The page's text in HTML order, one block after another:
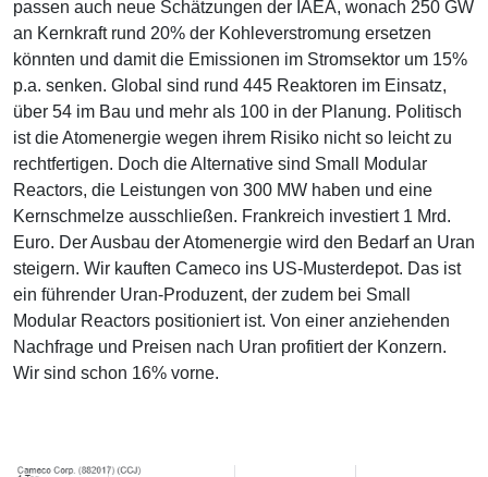
passen auch neue Schätzungen der IAEA, wonach 250 GW
an Kernkraft rund 20% der Kohleverstromung ersetzen
könnten und damit die Emissionen im Stromsektor um 15%
p.a. senken. Global sind rund 445 Reaktoren im Einsatz,
über 54 im Bau und mehr als 100 in der Planung. Politisch
ist die Atomenergie wegen ihrem Risiko nicht so leicht zu
rechtfertigen. Doch die Alternative sind Small Modular
Reactors, die Leistungen von 300 MW haben und eine
Kernschmelze ausschließen. Frankreich investiert 1 Mrd.
Euro. Der Ausbau der Atomenergie wird den Bedarf an Uran
steigern. Wir kauften Cameco ins US-Musterdepot. Das ist
ein führender Uran-Produzent, der zudem bei Small
Modular Reactors positioniert ist. Von einer anziehenden
Nachfrage und Preisen nach Uran profitiert der Konzern.
Wir sind schon 16% vorne.